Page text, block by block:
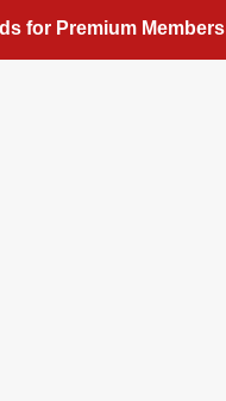
for Premium Members